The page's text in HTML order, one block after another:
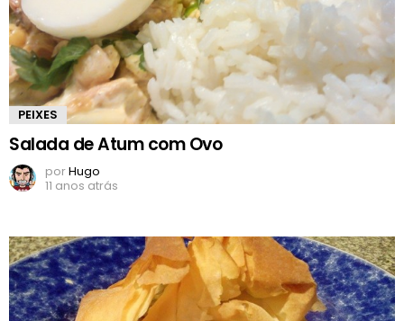
PEIXES
Salada de Atum com Ovo
porHugo
11 anos atrás